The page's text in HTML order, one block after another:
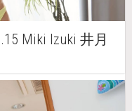
Miki Izuki 井月